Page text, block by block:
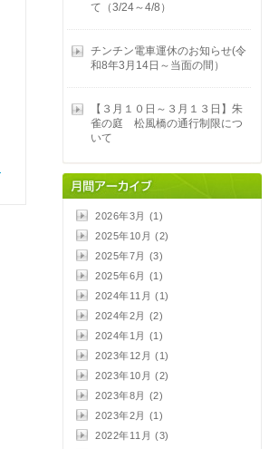
て（3/24～4/8）
チンチン電車運休のお知らせ(令
和8年3月14日～当面の間）
【３月１０日～３月１３日】朱
雀の庭 松風橋の通行制限につ
いて
2026年3月 (1)
2025年10月 (2)
2025年7月 (3)
2025年6月 (1)
2024年11月 (1)
2024年2月 (2)
2024年1月 (1)
2023年12月 (1)
2023年10月 (2)
2023年8月 (2)
2023年2月 (1)
2022年11月 (3)